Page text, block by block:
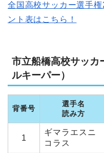
全国高校サッカー選手
ント表はこちら！
市立船橋高校サッカ
ルキーパー）
背番号
選手名
読み方
1
ギマラエスニ
コラス